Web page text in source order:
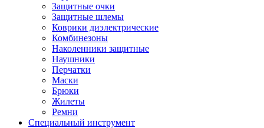
Защитные очки
Защитные шлемы
Коврики диэлектрические
Комбинезоны
Наколенники защитные
Наушники
Перчатки
Маски
Брюки
Жилеты
Ремни
Специальный инструмент